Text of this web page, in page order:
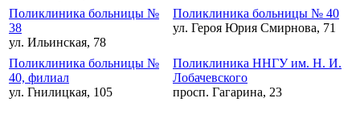
Поликлиника больницы №
38
ул. Ильинская, 78
Поликлиника больницы № 40
ул. Героя Юрия Смирнова, 71
Поликлиника больницы №
40, филиал
ул. Гнилицкая, 105
Поликлиника ННГУ им. Н. И.
Лобачевского
просп. Гагарина, 23